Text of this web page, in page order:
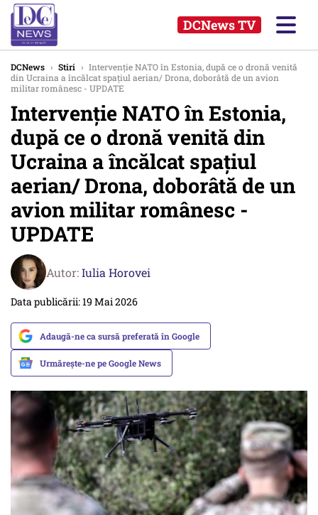
DCNews TV
DCNews › Stiri › Intervenție NATO în Estonia, după ce o dronă venită
din Ucraina a încălcat spațiul aerian/ Drona, doborâtă de un avion
militar românesc - UPDATE
Intervenție NATO în Estonia,
după ce o dronă venită din
Ucraina a încălcat spațiul
aerian/ Drona, doborâtă de un
avion militar românesc -
UPDATE
Autor:Iulia Horovei
Data publicării: 19 Mai 2026
Adaugă-ne ca sursă preferată în Google
Urmărește-ne pe Google News